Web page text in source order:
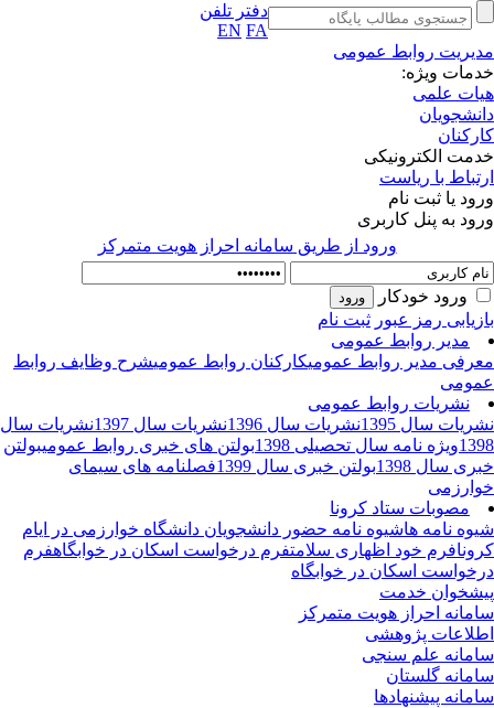
دفتر تلفن
EN FA
روابط عمومی
ویژه:
علمی
الکترونیکی
با ریاست
یا ثبت نام
به پنل کاربری
ورود از طريق سامانه احراز هويت متمركز
ورود خودکار
رمز عبور ثبت نام
مدیر روابط عمومی
مدیر روابط عمومیکارکنان روابط عمومیشرح وظایف روابط
نشریات روابط عمومی
سال 1395
نشریات سال 1396 نشریات سال 1397
نشریات سال
ویژه نامه سال تحصیلی 1398 بولتن های خبری روابط عمومیبولتن
سال 1398
بولتن خبری سال 1399
فصلنامه های سیمای
مصوبات ستاد کرونا
نامه هاشیوه نامه حضور دانشجویان دانشگاه خوارزمی در ایام
فرم خود اظهاری سلامتفرم درخواست اسکان در خوابگاهفرم
اسکان در خوابگاه
خدمت
احراز هویت متمرکز
پژوهشی
علم سنجی
گلستان
پیشنهادها